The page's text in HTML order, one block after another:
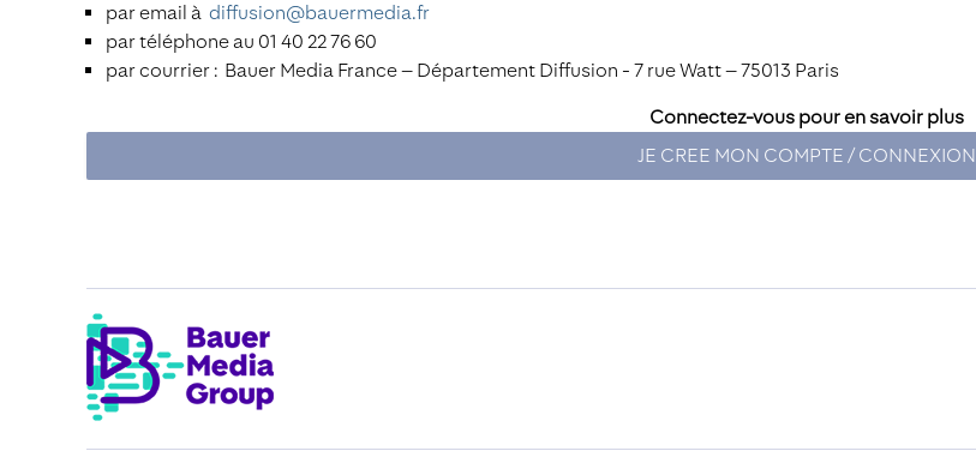
par email à diffusion@bauermedia.fr
par téléphone au 01 40 22 76 60
par courrier : Bauer Media France – Département Diffusion - 7 rue Watt – 75013 Paris
Connectez-vous pour en savoir plus
JE CREE MON COMPTE / CONNEXION